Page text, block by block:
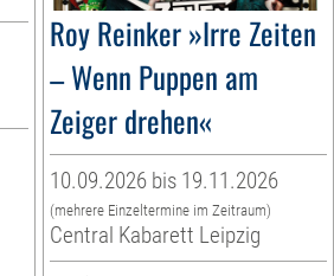
Roy Reinker »Irre Zeiten
– Wenn Puppen am
Zeiger drehen«
10.09.2026 bis 19.11.2026
(mehrere Einzeltermine im Zeitraum)
Central Kabarett Leipzig